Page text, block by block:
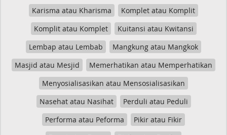
Karisma atau Kharisma
Komplet atau Komplit
Komplit atau Komplet
Kuitansi atau Kwitansi
Lembap atau Lembab
Mangkung atau Mangkok
Masjid atau Mesjid
Memerhatikan atau Memperhatikan
Menyosialisasikan atau Mensosialisasikan
Nasehat atau Nasihat
Perduli atau Peduli
Performa atau Peforma
Pikir atau Fikir